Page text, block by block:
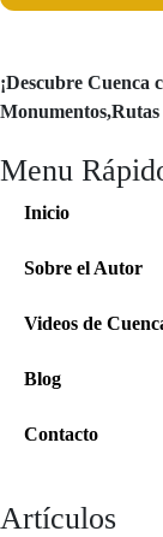
¡Descubre Cuenca
Menu
Inicio
Sobre el Autor
Videos de
Blog
Contacto
Artículos